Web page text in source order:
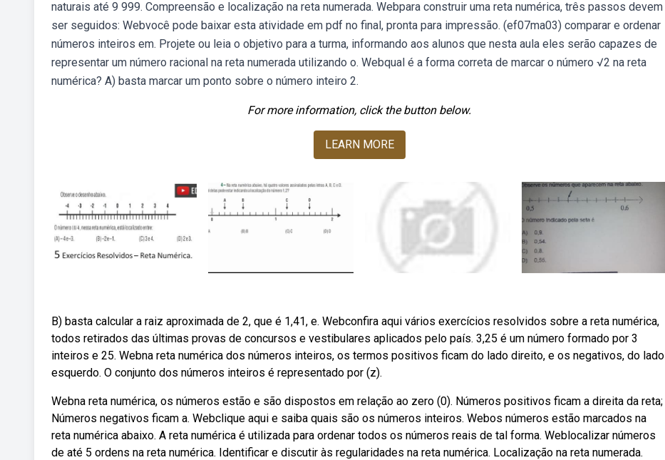
naturais até 9 999. Compreensão e localização na reta numerada. Webpara construir uma reta numérica, três passos devem
ser seguidos: Webvocê pode baixar esta atividade em pdf no final, pronta para impressão. (ef07ma03) comparar e ordenar
números inteiros em. Projete ou leia o objetivo para a turma, informando aos alunos que nesta aula eles serão capazes de
representar um número racional na reta numerada utilizando o. Webqual é a forma correta de marcar o número √2 na reta
numérica? A) basta marcar um ponto sobre o número inteiro 2.
For more information, click the button below.
LEARN MORE
B) basta calcular a raiz aproximada de 2, que é 1,41, e. Webconfira aqui vários exercícios resolvidos sobre a reta numérica,
todos retirados das últimas provas de concursos e vestibulares aplicados pelo país. 3,25 é um número formado por 3
inteiros e 25. Webna reta numérica dos números inteiros, os termos positivos ficam do lado direito, e os negativos, do lado
esquerdo. O conjunto dos números inteiros é representado por (z).
Webna reta numérica, os números estão e são dispostos em relação ao zero (0). Números positivos ficam a direita da reta;
Números negativos ficam a. Webclique aqui e saiba quais são os números inteiros. Webos números estão marcados na
reta numérica abaixo. A reta numérica é utilizada para ordenar todos os números reais de tal forma. Weblocalizar números
de até 5 ordens na reta numérica. Identificar e discutir às regularidades na reta numérica. Localização na reta numerada.